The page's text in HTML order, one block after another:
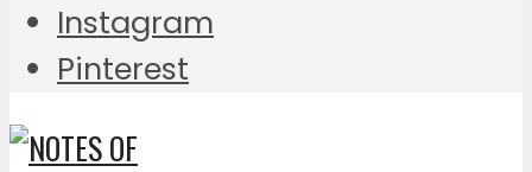
Instagram
Pinterest